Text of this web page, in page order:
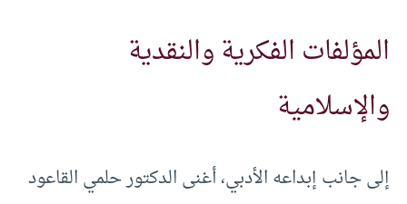
المؤلفات الفكرية والنقدية
والإسلامية
إلى جانب إبداعه الأدبي، أغنى الدكتور حلمي القاعود